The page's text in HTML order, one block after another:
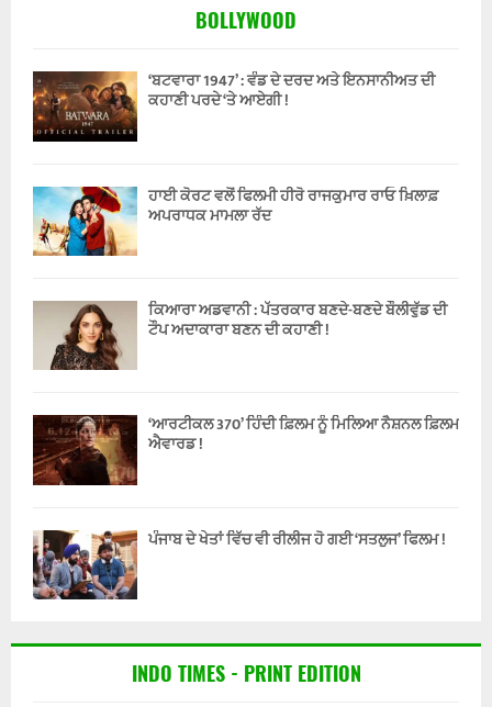
BOLLYWOOD
‘ਬਟਵਾਰਾ 1947’ : ਵੰਡ ਦੇ ਦਰਦ ਅਤੇ ਇਨਸਾਨੀਅਤ ਦੀ
ਕਹਾਣੀ ਪਰਦੇ ‘ਤੇ ਆਏਗੀ !
ਹਾਈ ਕੋਰਟ ਵਲੋਂ ਫਿਲਮੀ ਹੀਰੋ ਰਾਜਕੁਮਾਰ ਰਾਓ ਖ਼ਿਲਾਫ਼
ਅਪਰਾਧਕ ਮਾਮਲਾ ਰੱਦ
ਕਿਆਰਾ ਅਡਵਾਨੀ : ਪੱਤਰਕਾਰ ਬਣਦੇ-ਬਣਦੇ ਬੌਲੀਵੁੱਡ ਦੀ
ਟੌਪ ਅਦਾਕਾਰਾ ਬਣਨ ਦੀ ਕਹਾਣੀ !
‘ਆਰਟੀਕਲ 370’ ਹਿੰਦੀ ਫ਼ਿਲਮ ਨੂੰ ਮਿਲਿਆ ਨੈਸ਼ਨਲ ਫ਼ਿਲਮ
ਐਵਾਰਡ !
ਪੰਜਾਬ ਦੇ ਖੇਤਾਂ ਵਿੱਚ ਵੀ ਰੀਲੀਜ ਹੋ ਗਈ ‘ਸਤਲੁਜ’ ਫਿਲਮ !
INDO TIMES - PRINT EDITION